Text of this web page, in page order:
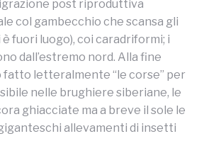
post riproduttiva
col gambecchio che scansa gli
fuori luogo), coi caradriformi; i
dall’estremo nord. Alla fine
fatto letteralmente “le corse” per
nelle brughiere siberiane, le
ghiacciate ma a breve il sole le
allevamenti di insetti